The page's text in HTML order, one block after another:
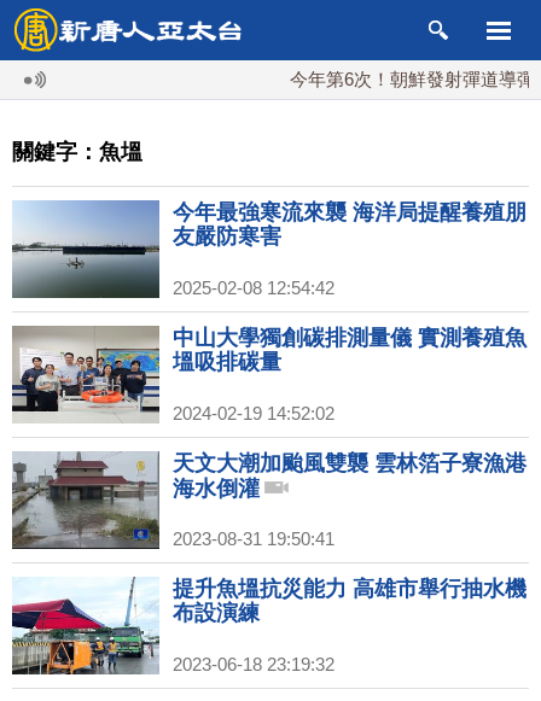
今年第6次！朝鮮發射彈道導彈 落
關鍵字：魚塭
今年最強寒流來襲 海洋局提醒養殖朋
友嚴防寒害
2025-02-08 12:54:42
中山大學獨創碳排測量儀 實測養殖魚
塭吸排碳量
2024-02-19 14:52:02
天文大潮加颱風雙襲 雲林箔子寮漁港
海水倒灌
2023-08-31 19:50:41
提升魚塭抗災能力 高雄市舉行抽水機
布設演練
2023-06-18 23:19:32